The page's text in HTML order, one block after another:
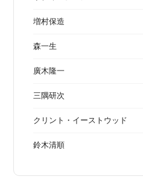
増村保造
森一生
廣木隆一
三隅研次
クリント・イーストウッド
鈴木清順